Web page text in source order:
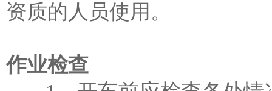
资质的人员使用。
作业检查